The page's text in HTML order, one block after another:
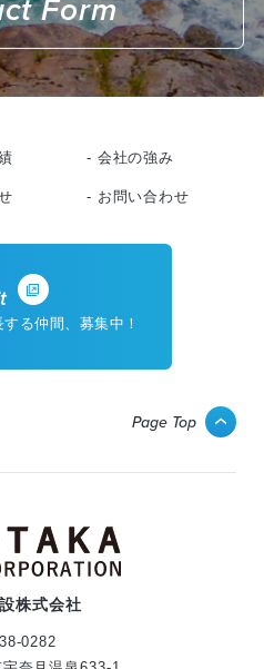
Form
- 会社の強み
- お問い合わせ
る仲間、募集中！
Page Top
株式会社
0282